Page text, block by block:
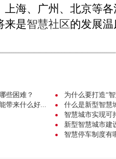
上海、广州、北京等
来是智慧社区的发展
些困难？
为什么要打造“
带来什么好...
什么是新型智慧
智慧城市实现可
新型智慧城市建
智慧停车制度有